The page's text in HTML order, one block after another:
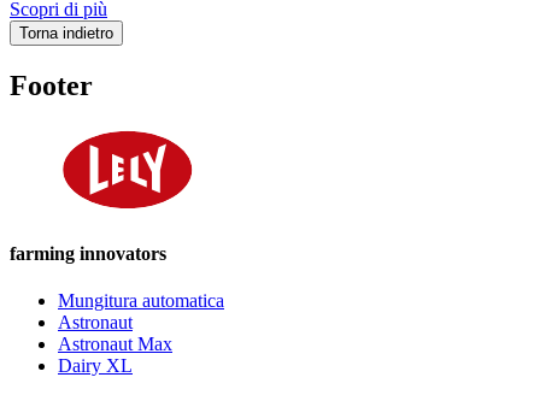
Scopri di più
Torna indietro
Footer
farming innovators
Mungitura automatica
Astronaut
Astronaut Max
Dairy XL